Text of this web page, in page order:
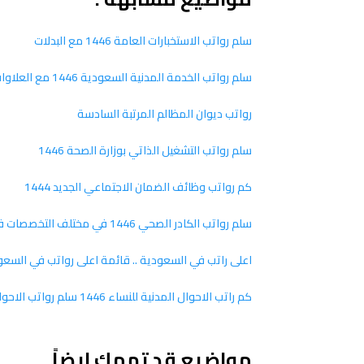
سلم رواتب الاستخبارات العامة 1446 مع البدلات
سلم رواتب الخدمة المدنية السعودية 1446 مع العلاوات والزيادات
رواتب ديوان المظالم المرتبة السادسة
سلم رواتب التشغيل الذاتي بوزارة الصحة 1446
كم رواتب وظائف الضمان الاجتماعي الجديد 1444
سلم رواتب الكادر الصحي 1446 في مختلف التخصصات في السعودية
اعلى راتب في السعودية .. قائمة اعلى رواتب في
كم راتب الاحوال المدنية للنساء 1446 سلم رواتب الاحوال الجديد